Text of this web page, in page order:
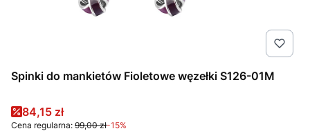
Spinki do mankietów Fioletowe węzełki S126-01M
Cena promocyjna
84,15 zł
Cena regularna: 99,00 zł-15%